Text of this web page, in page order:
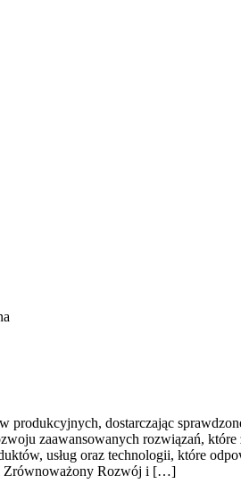
produkcyjnych, dostarczając
zaawansowanych rozwiązań,
usług oraz technologii, które
i Zrównoważony Rozwój i […]